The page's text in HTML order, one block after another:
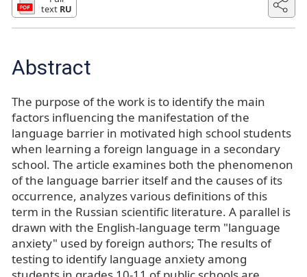
text RU
Abstract
The purpose of the work is to identify the main
factors influencing the manifestation of the
language barrier in motivated high school students
when learning a foreign language in a secondary
school. The article examines both the phenomenon
of the language barrier itself and the causes of its
occurrence, analyzes various definitions of this
term in the Russian scientific literature. A parallel is
drawn with the English-language term "language
anxiety" used by foreign authors; The results of
testing to identify language anxiety among